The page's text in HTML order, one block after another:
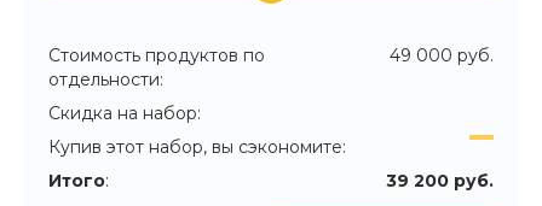
Стоимость продуктов по
отдельности:
49 000 руб.
Скидка на набор:
Купив этот набор, вы сэкономите:
Итого: 39 200 руб.